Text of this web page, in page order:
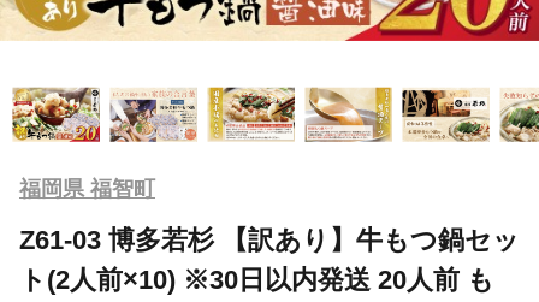
福岡県 福智町
Z61-03 博多若杉 【訳あり】牛もつ鍋セッ
ト(2人前×10) ※30日以内発送 20人前 も